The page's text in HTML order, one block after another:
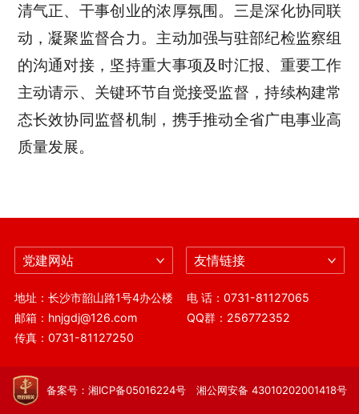
清气正、干事创业的浓厚氛围。三是深化协同联
动，凝聚监督合力。主动加强与驻部纪检监察组
的沟通对接，坚持重大事项及时汇报、重要工作
主动请示、关键环节自觉接受监督，持续构建常
态长效协同监督机制，携手推动全省广电事业高
质量发展。
党建网站 友情链接
地址：长沙市韶山路1号4办公楼
电 话：0731-81127065
邮箱：hnjgdj@126.com
QQ群：256772352
传真：0731-81127250
备案号：湘ICP备05016224号 湘公网安备 43010202001418号